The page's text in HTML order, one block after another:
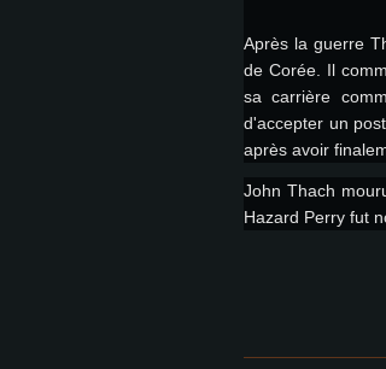
Disque dur: 23.1 Go
Disque dur: 62,2 Go
Connection:
Disque dur: 62,2 Go
Après la guerre
de Corée. Il
sa carrière
d'accepter un
après avoir
John Thach
Hazard Perry fut